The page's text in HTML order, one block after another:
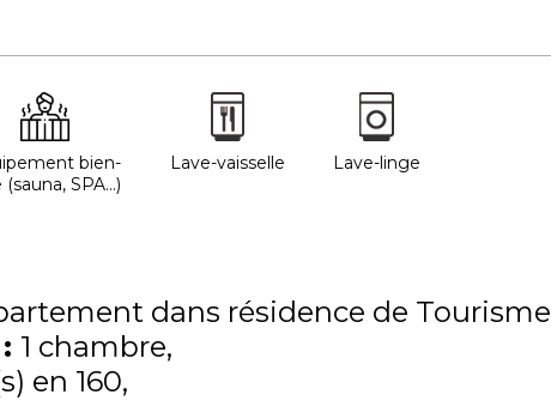
bien-
SPA...)
Lave-vaisselle Lave-linge
dans résidence de Tourisme
: 1 chambre
en 160